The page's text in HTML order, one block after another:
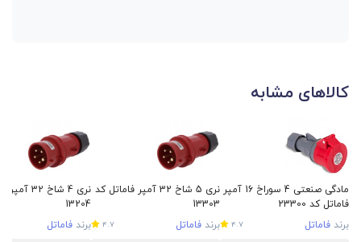
کالاهای مشابه
مادگی صنعتی 4 سوراخ 16 آمپر
فاماتل کد 23300
برند فاماتل 4.7
نری 5 شاخ 32 آمپر فاماتل کد
13303
برند فاماتل 4.7
نری 4 شاخ
13204
برند فاماتل